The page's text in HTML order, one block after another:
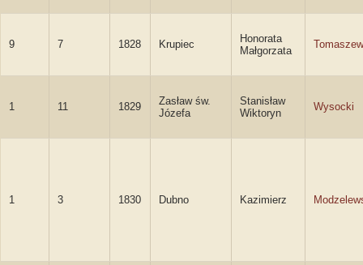
9 7 1828 Krupiec
Honorata
Małgorzata
1 11 1829
Zasław św.
Józefa
Stanisław
Wiktoryn
Wysocki
1 3 1830 Dubno Kazimierz